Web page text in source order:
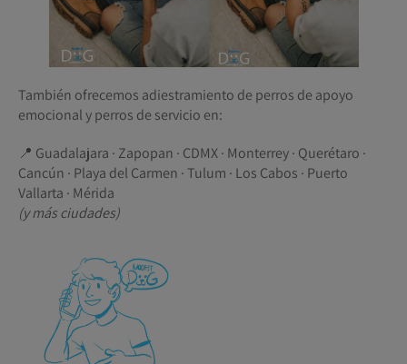
También ofrecemos adiestramiento de perros de apoyo
emocional y perros de servicio en:
📍 Guadalajara · Zapopan · CDMX · Monterrey · Querétaro ·
Cancún · Playa del Carmen · Tulum · Los Cabos · Puerto
Vallarta · Mérida
(y más ciudades)